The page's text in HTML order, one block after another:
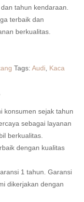
tahun kendaraan.
terbaik dan
berkualitas.
Tags: Audi, Kaca
konsumen sejak tahun
sebagai layanan
berkualitas.
dengan kualitas
1 tahun. Garansi
dikerjakan dengan